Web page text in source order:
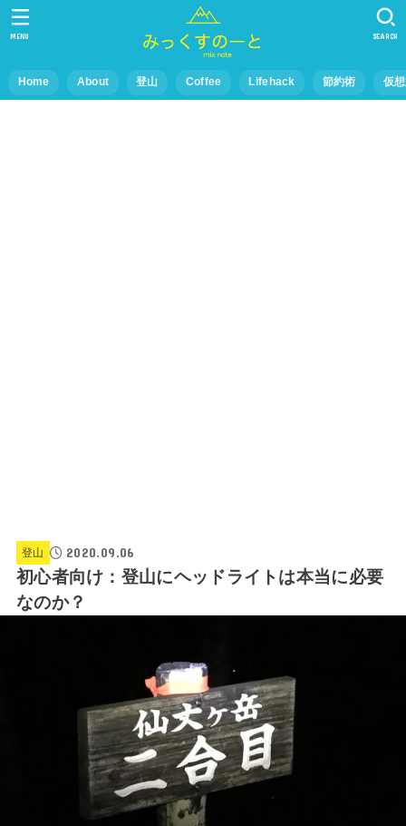
Home About 登山 Coffee Lifehack 節約術 仮
SEARCH
MENU
登山 2020.09.06
初心者向け：登山にヘッドライトは本当に必要
なのか？